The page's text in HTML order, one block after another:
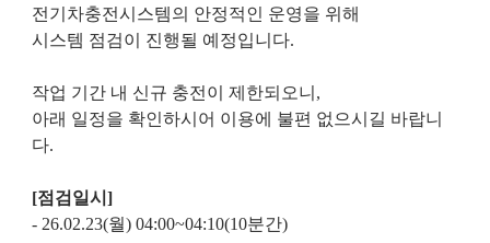
전기차충전시스템의 안정적인 운영을 위해
시스템 점검이 진행될 예정입니다.
작업 기간 내 신규 충전이 제한되오니,
아래 일정을 확인하시어 이용에 불편 없으시길 바랍니
다.
[점검일시]
- 26.02.23(월) 04:00~04:10(10분간)